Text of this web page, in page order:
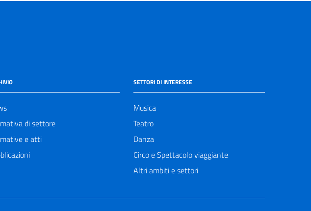
di settore
e atti
SETTORI DI INTERESSE
Musica
Teatro
Danza
Circo e Spettacolo viaggiante
Altri ambiti e settori